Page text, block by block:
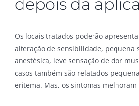
depois da
Os locais tratados poderão
alteração de sensibilidade, pequena
anestésica, leve sensação de dor
casos também são relatados
eritema. Mas, os sintomas